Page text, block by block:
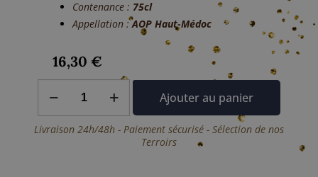
Contenance : 75cl
Appellation :AOP Haut-Médoc
16,30 €
quantité
Médoc
-
Ajouter au panier
Livraison 24h/48h - Paiement sécurisé - Sélection de nos
Terroirs